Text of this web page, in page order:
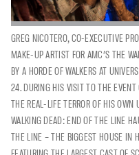
GREG NICOTERO, CO-EXECUTIVE
MAKE-UP ARTIST FOR AMC’S THE
BY A HORDE OF WALKERS AT
24. DURING HIS VISIT TO THE EVENT
THE REAL-LIFE TERROR OF HIS OWN
WALKING DEAD: END OF THE LINE
THE LINE – THE BIGGEST HOUSE IN